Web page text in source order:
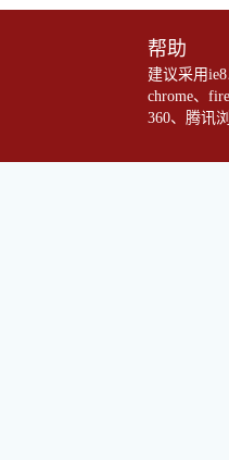
帮助
建议采用
chrome、
360、腾讯